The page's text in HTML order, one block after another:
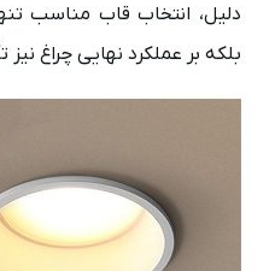
دلیل، انتخاب قاب مناسب
بلکه بر عملکرد نهایی چراغ نیز